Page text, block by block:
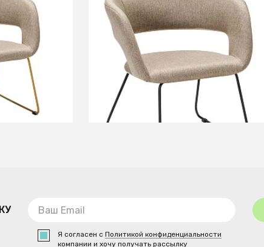
золото
+2
14 860 ₽
Стул Hugs beige/Линк
+2
В КОРЗИНУ
Я согласен с Политикой конфиденциальности
компании и хочу получать рассылку